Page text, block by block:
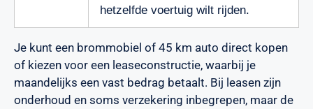
hetzelfde voertuig wilt rijden.
Je kunt een brommobiel of 45 km auto direct kopen
of kiezen voor een leaseconstructie, waarbij je
maandelijks een vast bedrag betaalt. Bij leasen zijn
onderhoud en soms verzekering inbegrepen, maar de